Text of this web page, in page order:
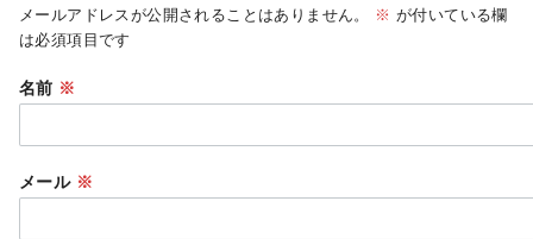
メールアドレスが公開されることはありません。 ※ が付いている欄
は必須項目です
名前 ※
メール ※